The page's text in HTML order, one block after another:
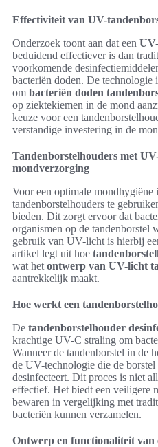
Effectiviteit van UV-
Onderzoek toont aan dat een
beduidend effectiever is dan
voorkomende
bacteriën doden. De
om bacteriën doden
op ziektekiemen in de mond
keuze voor een
verstandige investering in de
Tandenborstelhouders met
mondverzorging
Voor een optimale mondhygiëne
tandenborstelhouders te
bieden. Dit zorgt ervoor dat
organismen op de tandenborstel
gebruik van UV-licht is hierbij
artikel legt uit hoe
wat het ontwerp van UV-licht
aantrekkelijk maakt.
Hoe werkt een
De tandenborstelhouder
krachtige UV-C straling om
Wanneer de tandenborstel in de
de UV-technologie die de
desinfecteert. Dit proces is niet
effectief. Het biedt een veiligere
bewaren in vergelijking met
bacteriën kunnen verzamelen.
Ontwerp en functionaliteit van